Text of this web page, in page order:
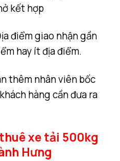
kết hợp
điểm giao nhận gần
hay ít địa điểm.
thêm nhân viên bốc
hàng cần đưa ra
xe tải 500kg
Hưng